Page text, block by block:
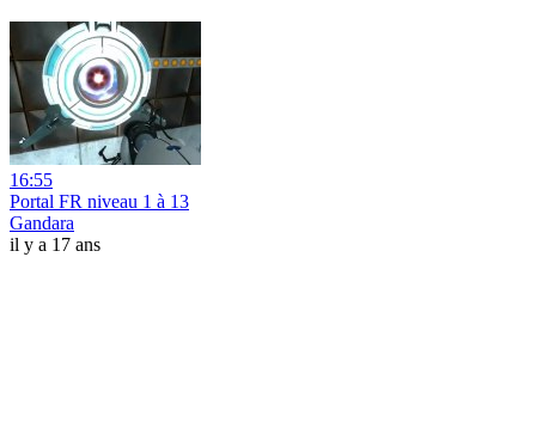
16:55
Portal FR niveau 1 à 13
Gandara
il y a 17 ans